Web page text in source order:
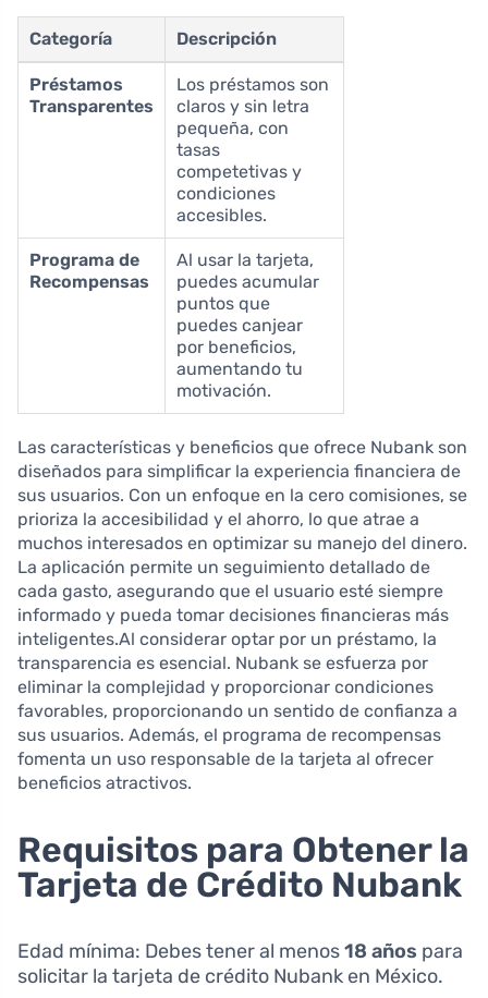
Categoría Descripción
Préstamos
Transparentes
Los préstamos son
claros y sin letra
pequeña, con
tasas
competetivas y
condiciones
accesibles.
Programa de
Recompensas
Al usar la tarjeta,
puedes acumular
puntos que
puedes canjear
por beneficios,
aumentando tu
motivación.
Las características y beneficios que ofrece Nubank son
diseñados para simplificar la experiencia financiera de
sus usuarios. Con un enfoque en la cero comisiones, se
prioriza la accesibilidad y el ahorro, lo que atrae a
muchos interesados en optimizar su manejo del dinero.
La aplicación permite un seguimiento detallado de
cada gasto, asegurando que el usuario esté siempre
informado y pueda tomar decisiones financieras más
inteligentes.Al considerar optar por un préstamo, la
transparencia es esencial. Nubank se esfuerza por
eliminar la complejidad y proporcionar condiciones
favorables, proporcionando un sentido de confianza a
sus usuarios. Además, el programa de recompensas
fomenta un uso responsable de la tarjeta al ofrecer
beneficios atractivos.
Requisitos para Obtener la
Tarjeta de Crédito Nubank
Edad mínima: Debes tener al menos18 años para
solicitar la tarjeta de crédito Nubank en México.